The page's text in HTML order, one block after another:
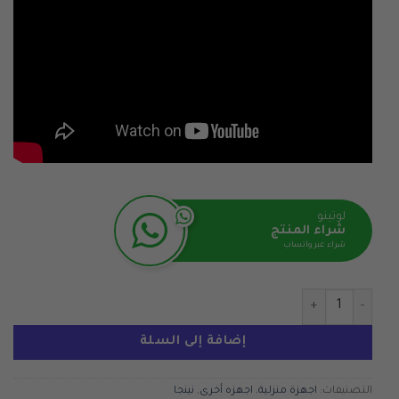
لوتينو
شراء المنتج
شراء عبر واتساب
كمية Ninja CREAMi Ice Cream Maker & Frozen Dessert Maker with 3 Tubs, 7 Programs
إضافة إلى السلة
التصنيفات: اجهزة منزلية, اجهزه أخرى, نينجا